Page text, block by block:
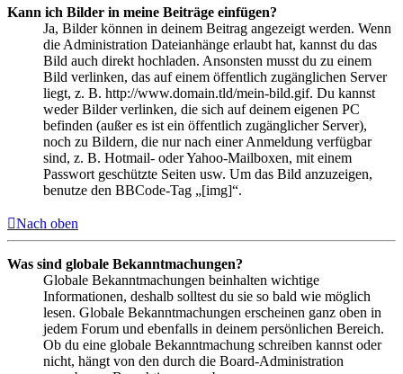
Kann ich Bilder in meine Beiträge einfügen?
Ja, Bilder können in deinem Beitrag angezeigt werden. Wenn
die Administration Dateianhänge erlaubt hat, kannst du das
Bild auch direkt hochladen. Ansonsten musst du zu einem
Bild verlinken, das auf einem öffentlich zugänglichen Server
liegt, z. B. http://www.domain.tld/mein-bild.gif. Du kannst
weder Bilder verlinken, die sich auf deinem eigenen PC
befinden (außer es ist ein öffentlich zugänglicher Server),
noch zu Bildern, die nur nach einer Anmeldung verfügbar
sind, z. B. Hotmail- oder Yahoo-Mailboxen, mit einem
Passwort geschützte Seiten usw. Um das Bild anzuzeigen,
benutze den BBCode-Tag „[img]“.
Nach oben
Was sind globale Bekanntmachungen?
Globale Bekanntmachungen beinhalten wichtige
Informationen, deshalb solltest du sie so bald wie möglich
lesen. Globale Bekanntmachungen erscheinen ganz oben in
jedem Forum und ebenfalls in deinem persönlichen Bereich.
Ob du eine globale Bekanntmachung schreiben kannst oder
nicht, hängt von den durch die Board-Administration